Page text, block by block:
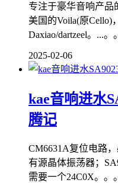
专注于豪华音响产品
美国的Voila(原Cello)
Daxiao/dartzeel。...
2025-02-06
kae音响进水
腾记
CM6631A复位电路
有源晶体振荡器；
需要一个24C0X。。